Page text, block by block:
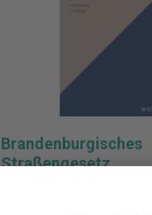
Brandenburgisches
Straßengesetz